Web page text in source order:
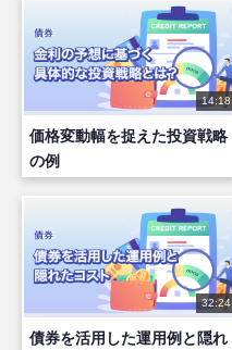
14:18
価格変動幅を捉えた投資戦略
の例
32:24
債券を活用した運用例と隠れ